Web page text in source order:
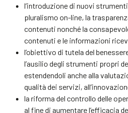
l’introduzione di nuovi
pluralismo on-line, la
contenuti nonché la
contenuti e le informazioni
l’obiettivo di tutela del
l’ausilio degli strumenti propri
estendendoli anche alla
qualità dei servizi,
la riforma del controllo delle
al fine di aumentare l’efficacia